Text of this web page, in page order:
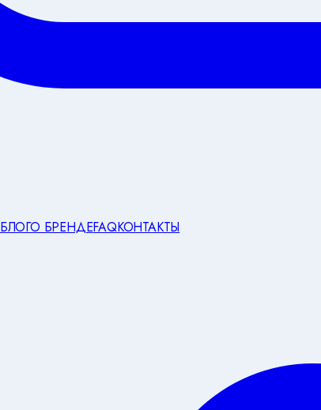
БЛОГО БРЕНДЕFAQКОНТАКТЫ